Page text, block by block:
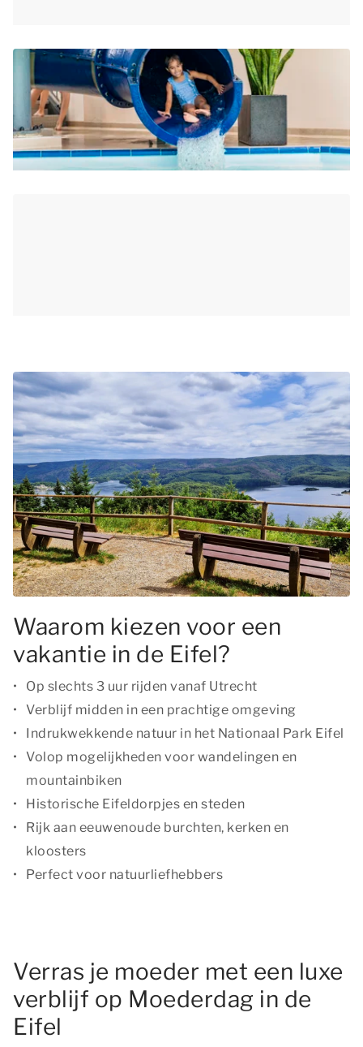
Waarom kiezen voor een
vakantie in de Eifel?
Op slechts 3 uur rijden vanaf Utrecht
Verblijf midden in een prachtige omgeving
Indrukwekkende natuur in het Nationaal Park Eifel
Volop mogelijkheden voor wandelingen en
mountainbiken
Historische Eifeldorpjes en steden
Rijk aan eeuwenoude burchten, kerken en
kloosters
Perfect voor natuurliefhebbers
Verras je moeder met een luxe
verblijf op Moederdag in de
Eifel